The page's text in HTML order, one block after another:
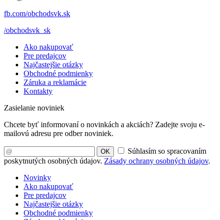
fb.com/obchodsvk.sk
/obchodsvk_sk
Ako nakupovať
Pre predajcov
Najčastejšie otázky
Obchodné podmienky
Záruka a reklamácie
Kontakty
Zasielanie noviniek
Chcete byť informovaní o novinkách a akciách? Zadejte svoju e-
mailovú adresu pre odber noviniek.
OK
Súhlasím so spracovaním
poskytnutých osobných údajov. Zásady ochrany osobných údajov.
Novinky
Ako nakupovať
Pre predajcov
Najčastejšie otázky
Obchodné podmienky